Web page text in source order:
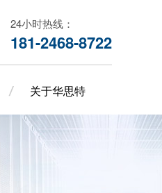
24小时热线：
181-2468-8722
关于华思特